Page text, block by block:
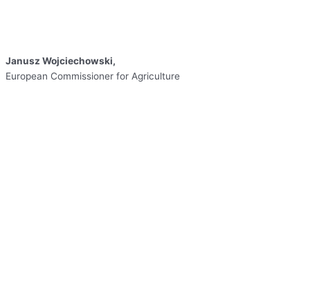
Janusz Wojciechowski,
European Commissioner for Agriculture